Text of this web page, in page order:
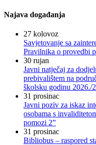
Najava događanja
27 kolovoz
Savjetovanje sa
Pravilnika o provedbi
30 rujan
Javni natječaj za
prebivalištem na
školsku godinu 2026./
31 prosinac
Javni poziv za iskaz
osobama s
pomozi 2”
31 prosinac
Bibliobus – raspored